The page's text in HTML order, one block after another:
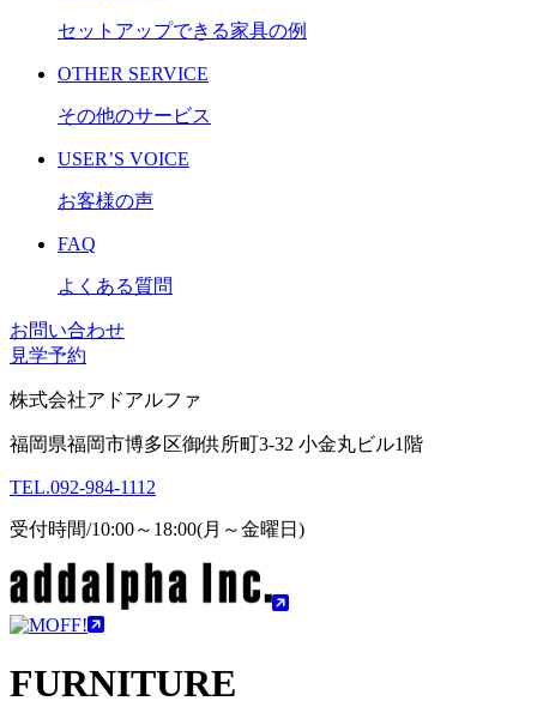
セットアップできる家具の例
OTHER SERVICE
その他のサービス
USER’S VOICE
お客様の声
FAQ
よくある質問
お問い合わせ
見学予約
株式会社アドアルファ
福岡県福岡市博多区御供所町3-32 小金丸ビル1階
TEL.092-984-1112
受付時間/10:00～18:00(月～金曜日)
FURNITURE